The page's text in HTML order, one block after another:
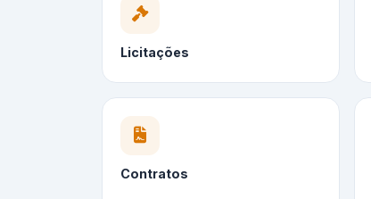
Licitações
Contratos